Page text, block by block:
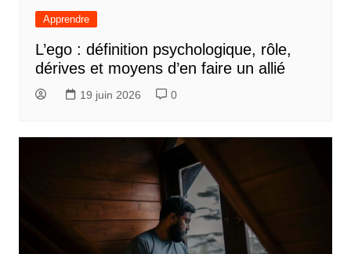
Apprendre
L’ego : définition psychologique, rôle,
dérives et moyens d’en faire un allié
19 juin 2026 0